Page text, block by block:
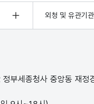
외청 및 유관기
부세종청사 중앙동 재정